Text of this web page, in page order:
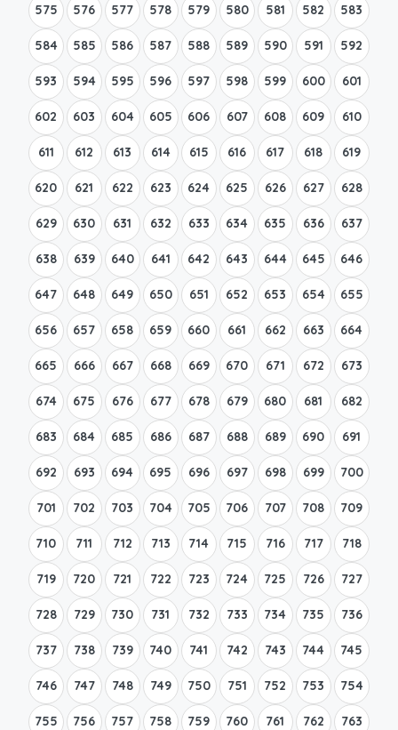
575 576 577 578 579 580 581 582 583
584 585 586 587 588 589 590 591 592
593 594 595 596 597 598 599 600 601
602 603 604 605 606 607 608 609 610
611 612 613 614 615 616 617 618 619
620 621 622 623 624 625 626 627 628
629 630 631 632 633 634 635 636 637
638 639 640 641 642 643 644 645 646
647 648 649 650 651 652 653 654 655
656 657 658 659 660 661 662 663 664
665 666 667 668 669 670 671 672 673
674 675 676 677 678 679 680 681 682
683 684 685 686 687 688 689 690 691
692 693 694 695 696 697 698 699 700
701 702 703 704 705 706 707 708 709
710 711 712 713 714 715 716 717 718
719 720 721 722 723 724 725 726 727
728 729 730 731 732 733 734 735 736
737 738 739 740 741 742 743 744 745
746 747 748 749 750 751 752 753 754
755 756 757 758 759 760 761 762 763